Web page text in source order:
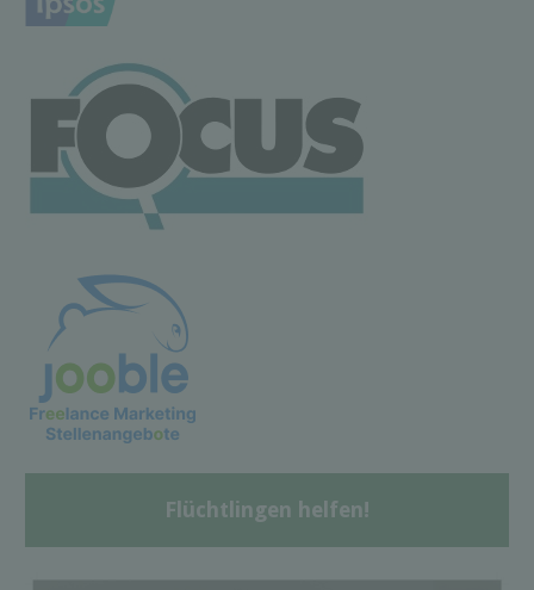
Flüchtlingen helfen!